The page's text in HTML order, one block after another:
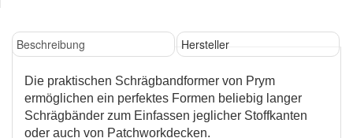
Beschreibung Hersteller
Die praktischen Schrägbandformer von Prym
ermöglichen ein perfektes Formen beliebig langer
Schrägbänder zum Einfassen jeglicher Stoffkanten
oder auch von Patchworkdecken.